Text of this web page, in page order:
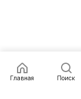
Главная Поиск